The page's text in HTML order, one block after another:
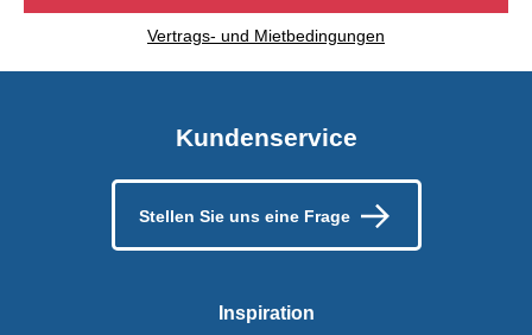
Vertrags- und Mietbedingungen
Kundenservice
Stellen Sie uns eine Frage
Inspiration